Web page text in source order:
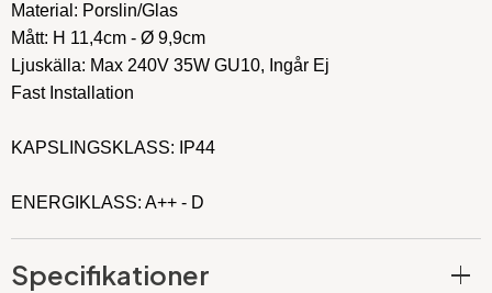
Material: Porslin/Glas
Mått: H 11,4cm - Ø 9,9cm
Ljuskälla: Max 240V 35W GU10, Ingår Ej
Fast Installation
KAPSLINGSKLASS: IP44
ENERGIKLASS: A++ - D
Specifikationer